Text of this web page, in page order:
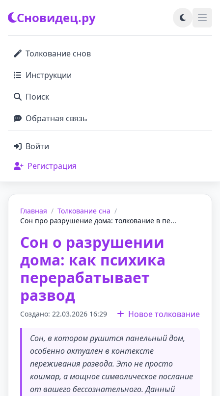
Сновидец.ру
Толкование снов
Инструкции
Поиск
Обратная связь
Войти
Регистрация
Главная / Толкование сна /
Сон про разрушение дома: толкование в пе...
Сон о разрушении
дома: как психика
перерабатывает
развод
Создано: 22.03.2026 16:29 Новое толкование
Сон, в котором рушится панельный дом,
особенно актуален в контексте
переживания развода. Это не просто
кошмар, а мощное символическое послание
от вашего бессознательного. Данный